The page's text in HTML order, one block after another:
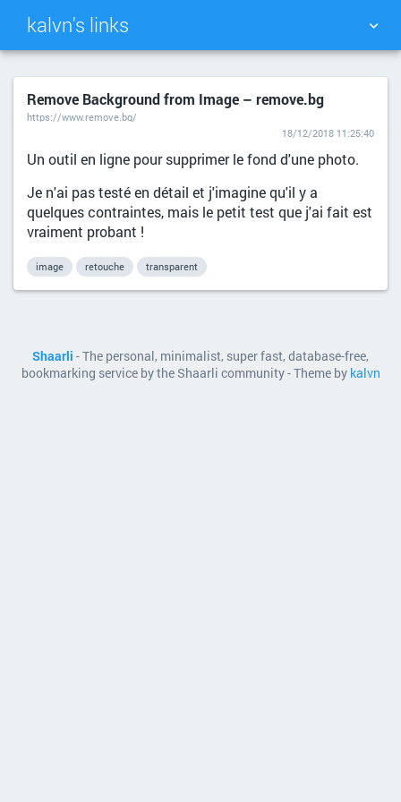
kalvn's links
TAG CLOUD PICTURE WALL
SEARCH
Remove Background from Image – remove.bg
https://www.remove.bg/
18/12/2018 11:25:40
Un outil en ligne pour supprimer le fond d'une photo.
Je n'ai pas testé en détail et j'imagine qu'il y a
quelques contraintes, mais le petit test que j'ai fait est
vraiment probant !
image retouche transparent
Shaarli - The personal, minimalist, super fast, database-free,
bookmarking service by the Shaarli community - Theme by kalvn